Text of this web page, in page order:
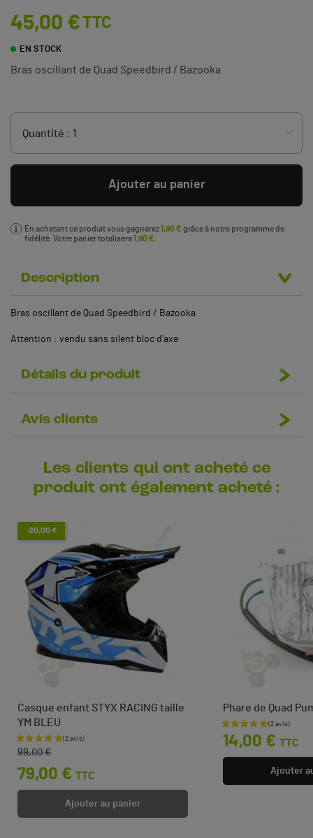
45,00 €TTC
EN STOCK
Bras oscillant de Quad Speedbird / Bazooka
Ajouter au panier
En achetant ce produit vous gagnerez1,80 € grâce à notre programme de
fidélité. Votre panier totalisera1,80 €
Description
Bras oscillant de Quad Speedbird / Bazooka
Attention : vendu sans silent bloc d'axe
Détails du produit
Avis clients
Les clients qui ont acheté ce
produit ont également acheté :
-20,00 €
Casque enfant STYX RACING taille
YM BLEU
Prix de base
99,00 €
Prix
79,00 € TTC
Ajouter au panier
Phare de Quad
Prix
14,00 € TTC
Ajouter